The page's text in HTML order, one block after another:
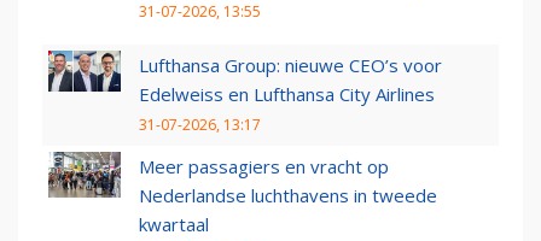
31-07-2026, 13:55
Lufthansa Group: nieuwe CEO’s voor
Edelweiss en Lufthansa City Airlines
31-07-2026, 13:17
Meer passagiers en vracht op
Nederlandse luchthavens in tweede
kwartaal